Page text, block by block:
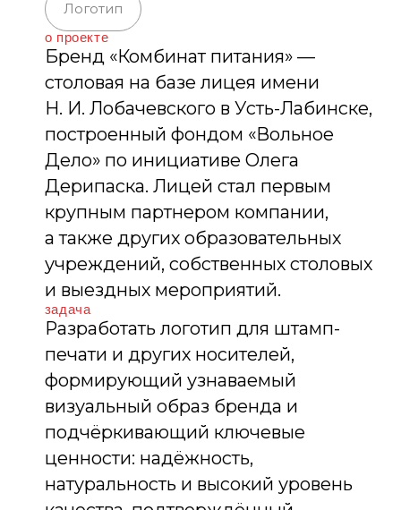
Дерипаска. Лицей стал первым
крупным партнером компании,
а также других образовательных
учреждений, собственных столовых
и выездных мероприятий.
задача
Разработать логотип для штамп-
печати и других носителей,
формирующий узнаваемый
визуальный образ бренда и
подчёркивающий ключевые
ценности: надёжность,
натуральность и высокий уровень
качества, подтверждённый
применением современных
технологий и знаком «Сделано на
Кубани».
Башня
Листик
Знак